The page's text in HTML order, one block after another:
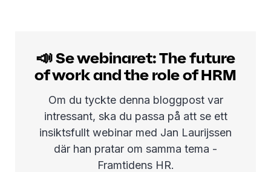
📣 Se webinaret: The future
of work and the role of HRM
Om du tyckte denna bloggpost var
intressant, ska du passa på att se ett
insiktsfullt webinar med Jan Laurijssen
där han pratar om samma tema -
Framtidens HR.